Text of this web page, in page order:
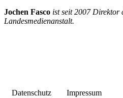
Jochen Fasco ist seit 2007 Direktor
Landesmedienanstalt.
Datenschutz Impressum